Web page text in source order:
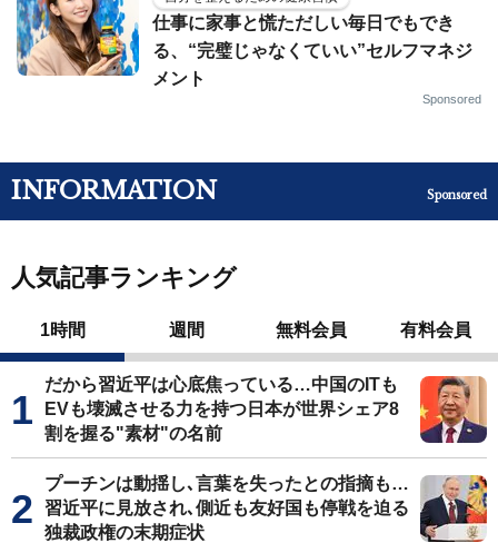
仕事に家事と慌ただしい毎日でもでき
る、“完璧じゃなくていい”セルフマネジ
メント
Sponsored
INFORMATION Sponsored
人気記事ランキング
1時間 週間 無料会員 有料会員
だから習近平は心底焦っている…中国のITも
EVも壊滅させる力を持つ日本が世界シェア8
割を握る"素材"の名前
プーチンは動揺し､言葉を失ったとの指摘も…
習近平に見放され､側近も友好国も停戦を迫る
独裁政権の末期症状